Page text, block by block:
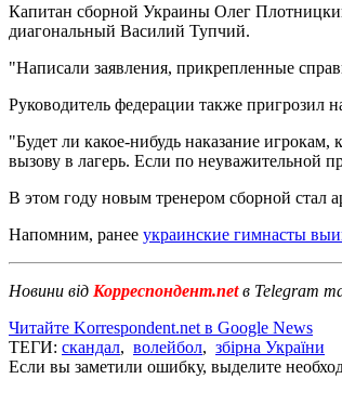
Капитан сборной Украины Олег
диагональный Василий Тупчий.
"Написали заявления, прикрепленные
Руководитель федерации также пригрозил
"Будет ли какое-нибудь наказание
вызову в лагерь. Если по неуважительной
В этом году новым тренером сборной стал
Напомним, ранее украинские гимнасты
Новини від Корреспондент.netв Telegram
Читайте Korrespondent.net в Google News
ТЕГИ: скандал, волейбол, збірна України
Если вы заметили ошибку, выделите